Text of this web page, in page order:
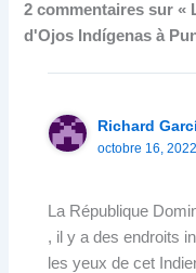
2 commentaires sur «
d'Ojos Indígenas à
Richard
octobre 16,
La République
, il y a des endroits
les yeux de cet